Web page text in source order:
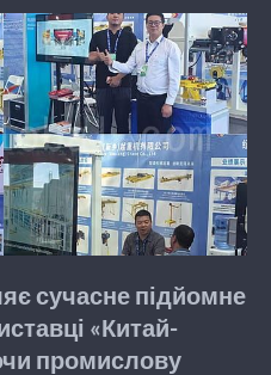
сучасне підйомне
«Китай-
промислову